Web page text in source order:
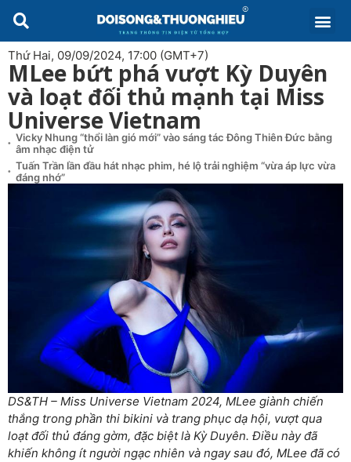
Thứ Hai, 09/09/2024, 17:00 (GMT+7)
MLee bứt phá vượt Kỳ Duyên
và loạt đối thủ mạnh tại Miss
Universe Vietnam
Vicky Nhung “thổi làn gió mới” vào sáng tác Đông Thiên Đức bằng
âm nhạc điện tử
Tuấn Trần lần đầu hát nhạc phim, hé lộ trải nghiệm “vừa áp lực vừa
đáng nhớ”
DS&TH – Miss Universe Vietnam 2024, MLee giành chiến
thắng trong phần thi bikini và trang phục dạ hội, vượt qua
loạt đối thủ đáng gờm, đặc biệt là Kỳ Duyên. Điều này đã
khiến không ít người ngạc nhiên và ngay sau đó, MLee đã có